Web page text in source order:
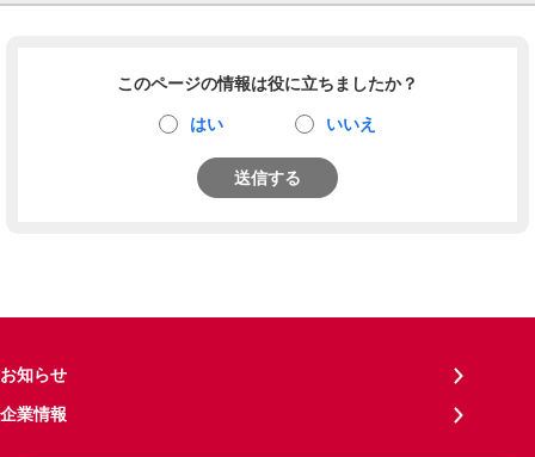
このページの情報は役に立ちましたか？
はい いいえ
送信する
お知らせ
企業情報